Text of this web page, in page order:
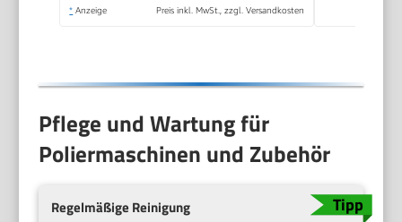
* Anzeige Preis inkl. MwSt., zzgl. Versandkosten
Pflege und Wartung für
Poliermaschinen und Zubehör
Regelmäßige Reinigung